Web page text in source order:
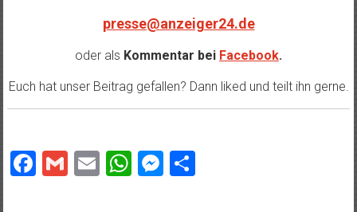
presse@anzeiger24.de
oder als Kommentar bei Facebook.
Euch hat unser Beitrag gefallen? Dann liked und teilt ihn gerne.
Facebook
GmailEmailWhatsApp
Messenger